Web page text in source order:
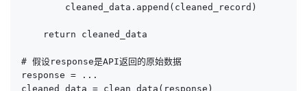
        cleaned_data.append(cleaned_record)
    return cleaned_data
# 假设response是API返回的原始数据
response = ...
cleaned_data = clean_data(response)